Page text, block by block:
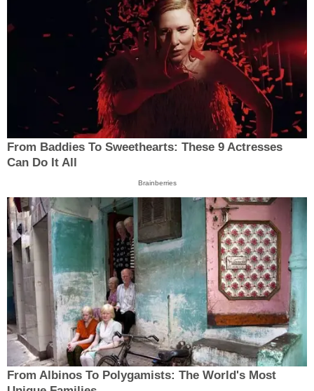
From Baddies To Sweethearts: These 9 Actresses
Can Do It All
Brainberries
From Albinos To Polygamists: The World's Most